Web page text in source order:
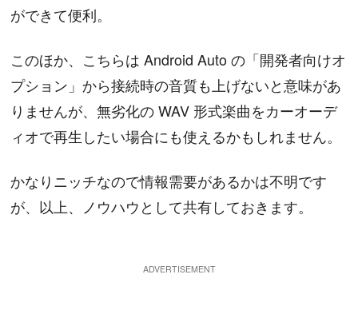
ができて便利。
このほか、こちらは Android Auto の「開発者向けオ
プション」から接続時の音質も上げないと意味があ
りませんが、無劣化の WAV 形式楽曲をカーオーデ
ィオで再生したい場合にも使えるかもしれません。
かなりニッチなので情報需要があるかは不明です
が、以上、ノウハウとして共有しておきます。